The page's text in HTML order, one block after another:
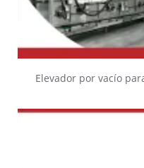
Elevador por vacío